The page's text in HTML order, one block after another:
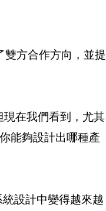
方合作方向，並提
在我們看到，尤其
能夠設計出哪種產
設計中變得越來越